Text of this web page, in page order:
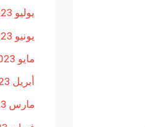
يوليو 2023
يونيو 2023
مايو 2023
أبريل 2023
مارس 2023